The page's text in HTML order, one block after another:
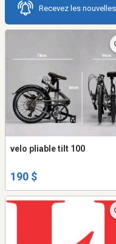
Recevez les
velo pliable tilt 100
190 $